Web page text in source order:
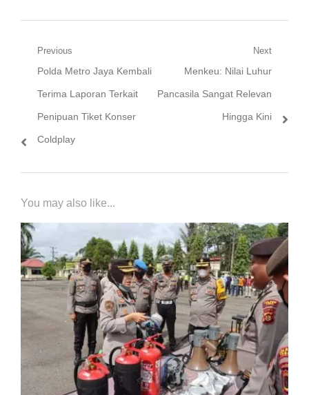
Navigasi
pos
Previous
Previous
post:
Polda Metro Jaya Kembali
Terima Laporan Terkait
Penipuan Tiket Konser
Coldplay
Next
Next
post:
Menkeu: Nilai Luhur
Pancasila Sangat Relevan
Hingga Kini
You may also like...